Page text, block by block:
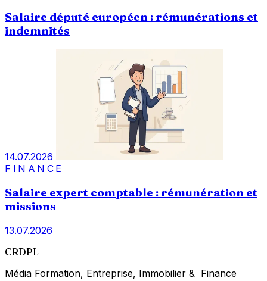
Salaire député européen : rémunérations et
indemnités
14.07.2026
FINANCE
Salaire expert comptable : rémunération et
missions
13.07.2026
CRDPL
Média Formation, Entreprise, Immobilier & Finance